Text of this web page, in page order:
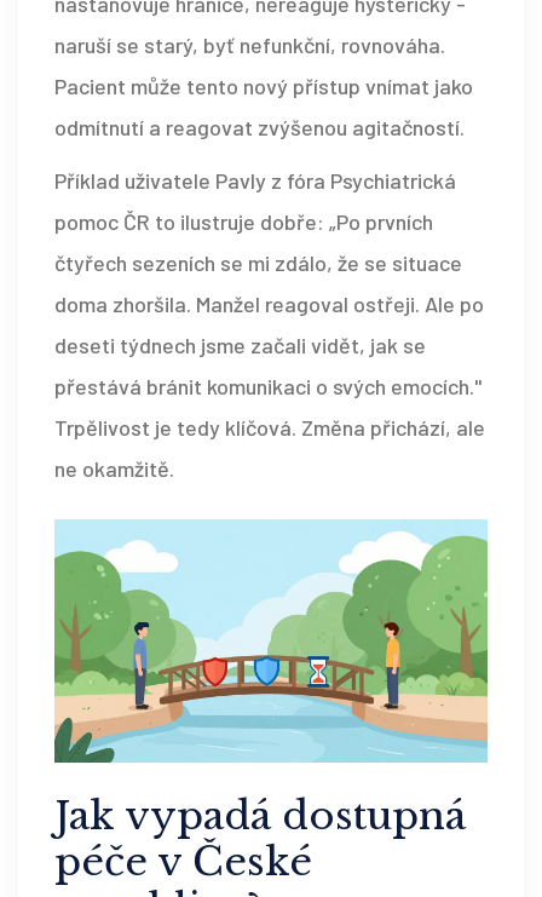
naruší se starý, byť nefunkční, rovnováha.
Pacient může tento nový přístup vnímat jako
odmítnutí a reagovat zvýšenou agitačností.
Příklad uživatele Pavly z fóra Psychiatrická
pomoc ČR to ilustruje dobře: „Po prvních
čtyřech sezeních se mi zdálo, že se situace
doma zhoršila. Manžel reagoval ostřeji. Ale po
deseti týdnech jsme začali vidět, jak se
přestává bránit komunikaci o svých emocích."
Trpělivost je tedy klíčová. Změna přichází, ale
ne okamžitě.
Jak vypadá dostupná
péče v České